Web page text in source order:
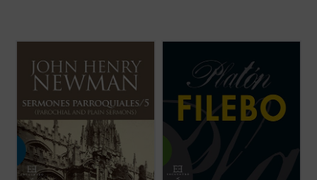
volumen de losSermones parroquiales
fueron predicados en su mayoría en los
años 1838-1840. Este periodo coincide
plenamente con las primeras experiencias
(ver ficha)
creamos que es su tema principal, Platón
presenta de un modo minucioso su
doctrina del placer; en particular, del placer
corporal. La finura analítica de la que hace
gala en este diálogo tardío le ...(ver ficha)